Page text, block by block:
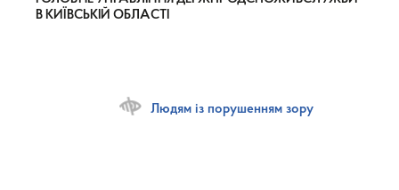
В КИЇВСЬКІЙ ОБЛАСТІ
Людям із порушенням зору